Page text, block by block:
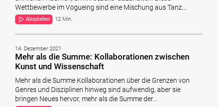
Wettbewerbe im Vogueing sind eine Mischung aus Tanz…
Abspielen 12 Min.
14. Dezember 2021
Mehr als die Summe: Kollaborationen zwischen
Kunst und Wissenschaft
Mehr als die Summe Kollaborationen über die Grenzen von
Genres und Disziplinen hinweg sind aufwendig, aber sie
bringen Neues hervor, mehr als die Summe der…